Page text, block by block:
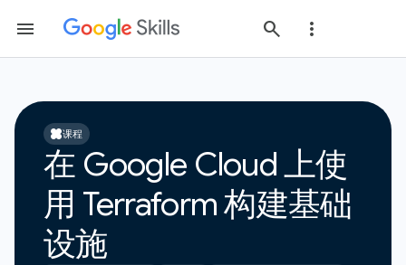
课程
在 Google Cloud 上使
用 Terraform 构建基础
设施